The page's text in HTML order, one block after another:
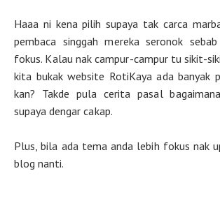
Haaa ni kena pilih supaya tak carca
pembaca singgah mereka seronok
fokus. Kalau nak campur-campur tu sikit-
kita bukak website RotiKaya ada banyak
kan? Takde pula cerita pasal
supaya dengar cakap.
Plus, bila ada tema anda lebih fokus nak
blog nanti.